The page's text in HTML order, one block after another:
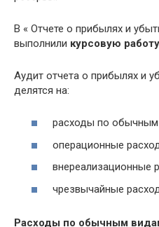
В « Отчете о прибылях и
выполнили курсовую работу
Аудит отчета о прибылях и
делятся на:
расходы по обычным
операционные
внереализационные
чрезвычайные
Расходы по обычным